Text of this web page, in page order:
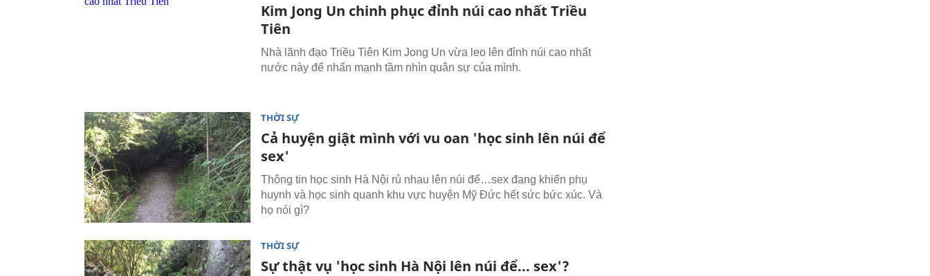
Kim Jong Un chinh phục đỉnh núi cao nhất Triều
Tiên
Nhà lãnh đạo Triều Tiên Kim Jong Un vừa leo lên đỉnh núi cao nhất
nước này để nhấn mạnh tầm nhìn quân sự của mình.
THỜI SỰ
Cả huyện giật mình với vu oan 'học sinh lên núi để
sex'
Thông tin học sinh Hà Nội rủ nhau lên núi để…sex đang khiến phụ
huynh và học sinh quanh khu vực huyện Mỹ Đức hết sức bức xúc. Và
họ nói gì?
THỜI SỰ
Sự thật vụ 'học sinh Hà Nội lên núi để... sex'?